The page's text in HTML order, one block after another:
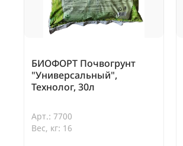
БИОФОРТ Почвогрунт
"Универсальный",
Технолог, 30л
Арт.: 7700
Вес, кг: 16